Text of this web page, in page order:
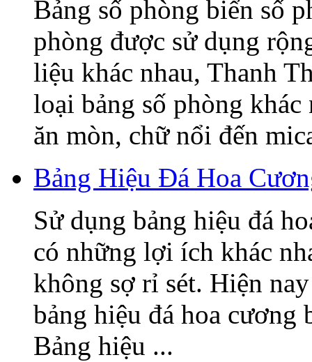
Bảng số phòng biển số
phòng được sử dụng
liệu khác nhau, Thanh
loại bảng số phòng
ăn mòn, chữ nổi đến
Bảng Hiệu Đá Hoa
Sử dụng bảng hiệu đá
có những lợi ích khác
không sợ rỉ sét. Hiện
bảng hiệu đá hoa
Bảng hiệu ...